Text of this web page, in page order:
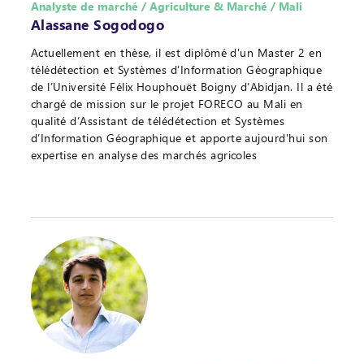
Analyste de marché / Agriculture & Marché / Mali
Alassane Sogodogo
Actuellement en thèse, il est diplômé d'un Master 2 en
télédétection et Systèmes d’Information Géographique
de l’Université Félix Houphouët Boigny d’Abidjan. Il a été
chargé de mission sur le projet FORECO au Mali en
qualité d’Assistant de télédétection et Systèmes
d’Information Géographique et apporte aujourd'hui son
expertise en analyse des marchés agricoles